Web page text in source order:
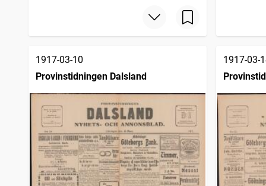
1917-03-10
Provinstidningen Dalsland
1917-03-